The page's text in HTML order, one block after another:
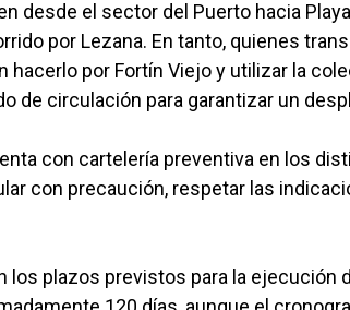
desde el sector del Puerto hacia
por Lezana. En tanto, quienes
hacerlo por Fortín Viejo y utilizar la
de circulación para garantizar un
con cartelería preventiva en los
con precaución, respetar las
los plazos previstos para la